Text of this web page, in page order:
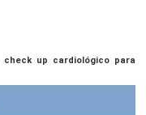
check up cardiológico para